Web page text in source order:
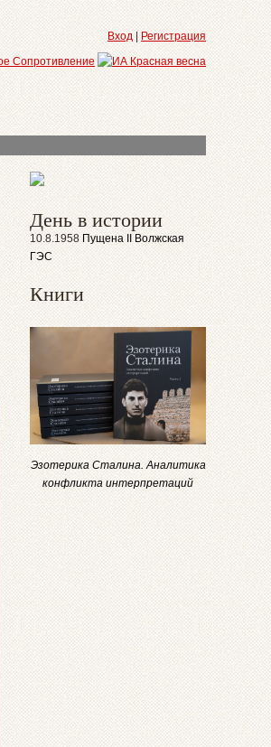
Вход Регистрация
День в истории
10.8.1958 Пущена II Волжская
ГЭС
Книги
Эзотерика Сталина. Аналитика
конфликта интерпретаций